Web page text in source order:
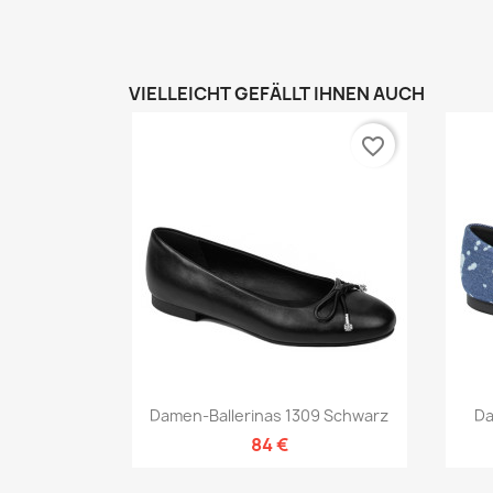
VIELLEICHT GEFÄLLT IHNEN AUCH
Vorschau
Damen-Ballerinas 1309 Schwarz
84 €
favorite_border